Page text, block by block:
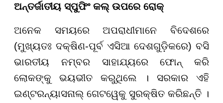
ଅନ୍ତର୍ଜାତୀୟ ସ୍ପୁଫିଂ କଲ୍ ଉପରେ ରୋକ୍
ଅନେକ ସମୟରେ ଅପରାଧୀମାନେ ବିଦେଶରେ
(ମୁଖ୍ୟତଃ ଦକ୍ଷିଣ-ପୂର୍ବ ଏସିଆ ଦେଶଗୁଡ଼ିକରେ) ବସି
ଭାରତୀୟ ନମ୍ବର ସାହାଯ୍ୟରେ ଫୋନ୍ କରି
ଲୋକଙ୍କୁ ଭୟଭୀତ କରୁଥିଲେ । ସରକାର ଏହି
ଇଣ୍ଟରନ୍ୟାସନାଲ୍ ଗେଟୱେକୁ ସୁରକ୍ଷିତ କରିଛନ୍ତି ।